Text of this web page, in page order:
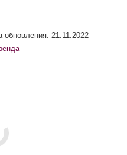
обновления: 21.11.2022